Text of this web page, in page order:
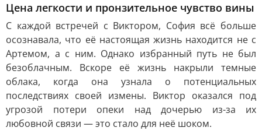
Цена легкости и пронзительное чувство вины
С каждой встречей с Виктором, София всё больше
осознавала, что её настоящая жизнь находится не с
Артемом, а с ним. Однако избранный путь не был
безоблачным. Вскоре её жизнь накрыли темные
облака, когда она узнала о потенциальных
последствиях своей измены. Виктор оказался под
угрозой потери опеки над дочерью из-за их
любовной связи — это стало для неё шоком.